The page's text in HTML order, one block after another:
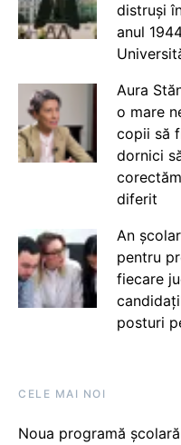
distruși
anul
Aura
o mare
copii să
dornici
diferit
An
pentru
fiecare
posturi
CELE MAI NOI
Noua programă